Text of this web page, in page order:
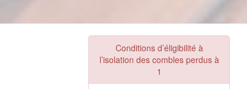
Conditions d’éligibilité à
l’isolation des combles perdus à
1